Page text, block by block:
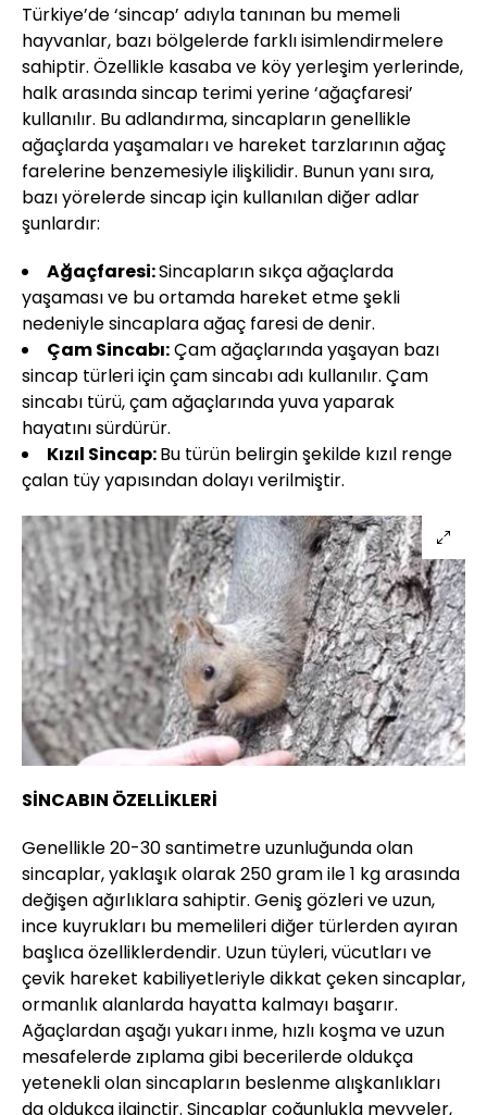
Türkiye’de ‘sincap’ adıyla tanınan bu memeli
hayvanlar, bazı bölgelerde farklı isimlendirmelere
sahiptir. Özellikle kasaba ve köy yerleşim yerlerinde,
halk arasında sincap terimi yerine ‘ağaçfaresi’
kullanılır. Bu adlandırma, sincapların genellikle
ağaçlarda yaşamaları ve hareket tarzlarının ağaç
farelerine benzemesiyle ilişkilidir. Bunun yanı sıra,
bazı yörelerde sincap için kullanılan diğer adlar
şunlardır:
Ağaçfaresi:Sincapların sıkça ağaçlarda
yaşaması ve bu ortamda hareket etme şekli
nedeniyle sincaplara ağaç faresi de denir.
Çam Sincabı:Çam ağaçlarında yaşayan bazı
sincap türleri için çam sincabı adı kullanılır. Çam
sincabı türü, çam ağaçlarında yuva yaparak
hayatını sürdürür.
Kızıl Sincap:Bu türün belirgin şekilde kızıl renge
çalan tüy yapısından dolayı verilmiştir.
SİNCABIN ÖZELLİKLERİ
Genellikle 20-30 santimetre uzunluğunda olan
sincaplar, yaklaşık olarak 250 gram ile 1 kg arasında
değişen ağırlıklara sahiptir. Geniş gözleri ve uzun,
ince kuyrukları bu memelileri diğer türlerden ayıran
başlıca özelliklerdendir. Uzun tüyleri, vücutları ve
çevik hareket kabiliyetleriyle dikkat çeken sincaplar,
ormanlık alanlarda hayatta kalmayı başarır.
Ağaçlardan aşağı yukarı inme, hızlı koşma ve uzun
mesafelerde zıplama gibi becerilerde oldukça
yetenekli olan sincapların beslenme alışkanlıkları
da oldukça ilginçtir. Sincaplar çoğunlukla meyveler,